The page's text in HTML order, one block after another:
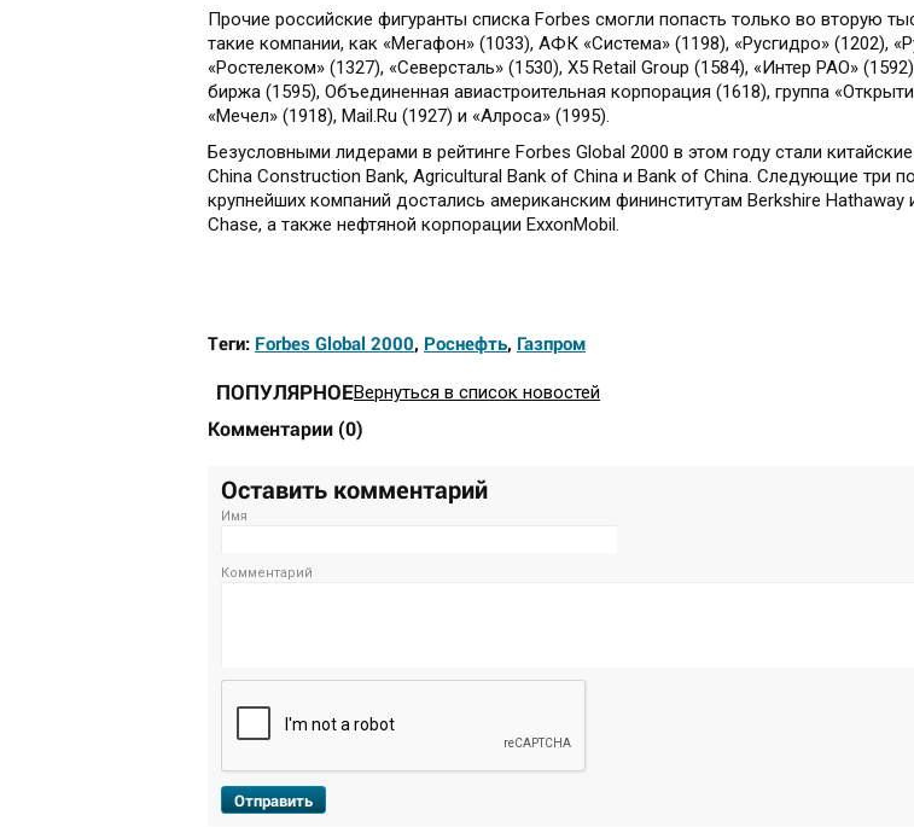
Прочие российские фигуранты списка Forbes смогли попасть только во вторую
такие компании, как «Мегафон» (1033), АФК «Система» (1198), «Русгидро» (1202),
«Ростелеком» (1327), «Северсталь» (1530), X5 Retail Group (1584), «Интер РАО»
биржа (1595), Объединенная авиастроительная корпорация (1618), группа
«Мечел» (1918), Mail.Ru (1927) и «Алроса» (1995).
Безусловными лидерами в рейтинге Forbes Global 2000 в этом году стали
China Construction Bank, Agricultural Bank of China и Bank of China. Следующие три
крупнейших компаний достались американcким фининститутам Berkshire Hathaway
Chase, а также нефтяной корпорации ExxonMobil.
Теги: Forbes Global 2000, Роснефть, Газпром
ПОПУЛЯРНОЕВернуться в список новостей
Комментарии (0)
Оставить комментарий
Имя
Комментарий
Отправить